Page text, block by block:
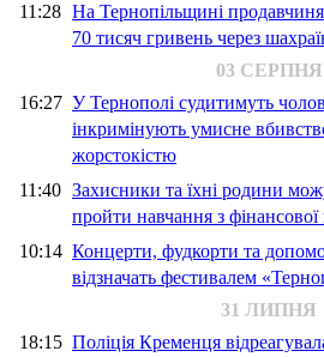
11:28 На Тернопільщині
70 тисяч гривень через
03 СЕРПНЯ
16:27 У Тернополі судитимуть
інкримінують умисне
жорстокістю
11:40 Захисники та їхні родини
пройти навчання з фінансової
10:14 Концерти, фудкорти та
відзначать фестивалем
31 ЛИПНЯ
18:15 Поліція Кременця